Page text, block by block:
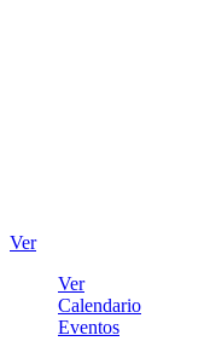
Ver
Ver
Calendario
Eventos